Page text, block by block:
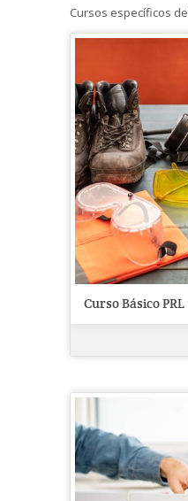
Cursos específicos
Curso Básico PRL